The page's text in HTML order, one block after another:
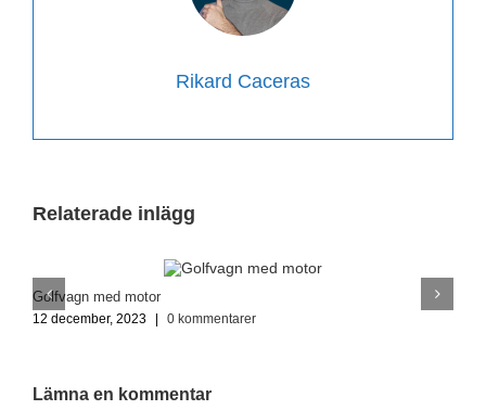
Rikard Caceras
Relaterade inlägg
Golfvagn med motor
12 december, 2023 0 kommentarer
Lämna en kommentar